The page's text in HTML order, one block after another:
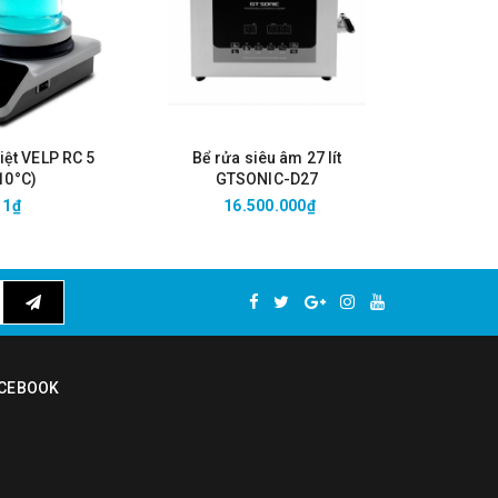
phân
hoặc
dung
VELP RC 5
1₫
Bể rửa siêu âm 27 lít
GTSONIC-D27
16.500.000₫